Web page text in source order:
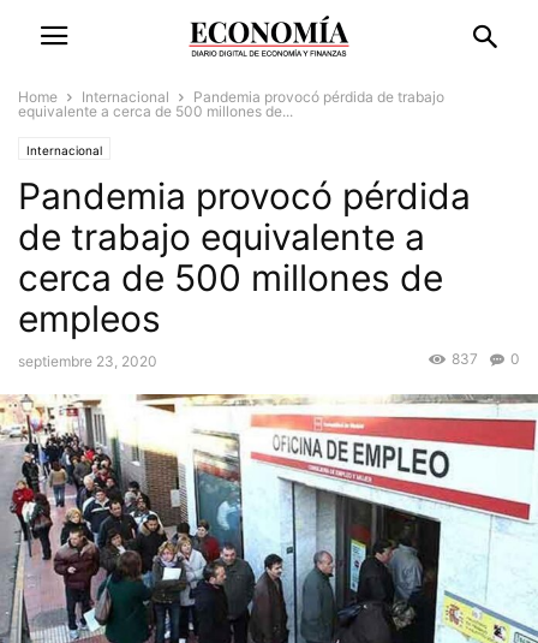
Home Internacional
Pandemia provocó pérdida de trabajo
equivalente a cerca de 500 millones de...
Internacional
Pandemia provocó pérdida
de trabajo equivalente a
cerca de 500 millones de
empleos
septiembre 23, 2020 0
837